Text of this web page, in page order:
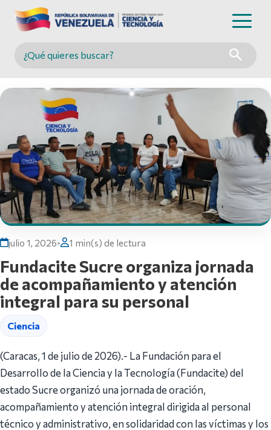
Buscar en MINCYT
julio 1, 2026• 1 min(s) de lectura
Fundacite Sucre organiza jornada
de acompañamiento y atención
integral para su personal
Ciencia
(Caracas, 1 de julio de 2026).- La Fundación para el
Desarrollo de la Ciencia y la Tecnología (Fundacite) del
estado Sucre organizó una jornada de oración,
acompañamiento y atención integral dirigida al personal
técnico y administrativo, en solidaridad con las víctimas y los